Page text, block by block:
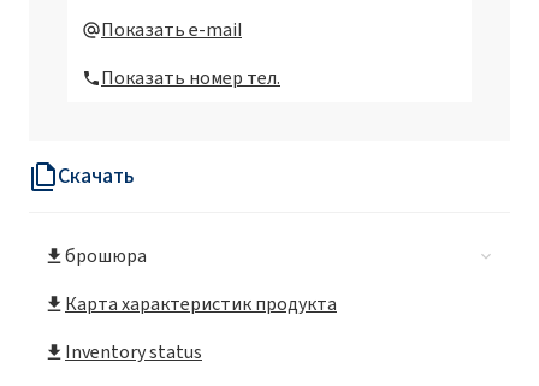
Скачать
брошюра
Карта характеристик продукта
Inventory status
SULFOROKAnol®D232P (Ethoxylated
SULFOROKAnol® L225/1 MB (Sodium C12-
SULFOROKAnol® L227/1 MB (Sodium C12-
C14 Laureth Sulfate)
SULFOROKAnol® L270/1 MB (Sodium C12-
Показать e-mail
Показать номер тел.